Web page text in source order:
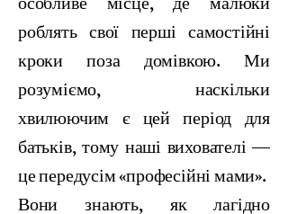
роблять свої перші самостійні
кроки поза домівкою. Ми
розуміємо, наскільки
хвилюючим є цей період для
батьків, тому наші вихователі —
це передусім «професійні мами».
Вони знають, як лагідно